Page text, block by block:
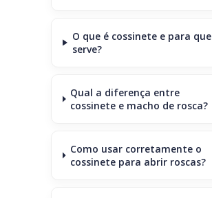
O que é cossinete e para que
serve?
Qual a diferença entre
cossinete e macho de rosca?
Como usar corretamente o
cossinete para abrir roscas?